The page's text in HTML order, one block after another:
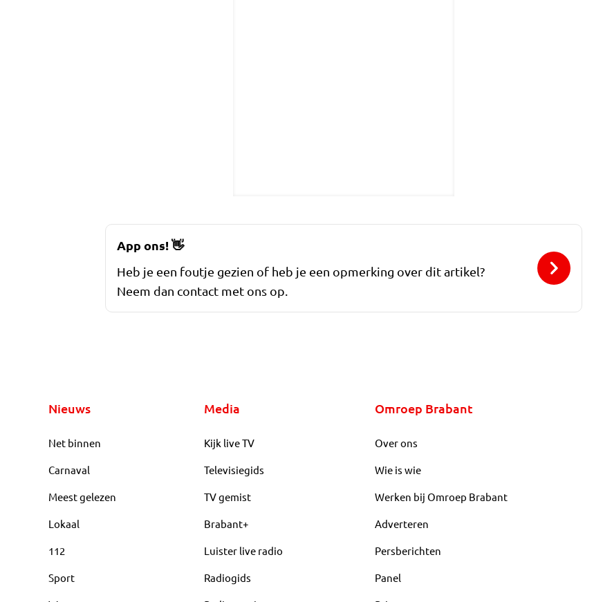
App ons!👋
Heb je een foutje gezien of heb je een opmerking over dit artikel?
Neem dan contact met ons op.
Nieuws
Net binnen
Carnaval
Meest gelezen
Lokaal
112
Sport
Media
Kijk live TV
Televisiegids
TV gemist
Brabant+
Luister live radio
Radiogids
Omroep Brabant
Over ons
Wie is wie
Werken bij Omroep Brabant
Adverteren
Persberichten
Panel